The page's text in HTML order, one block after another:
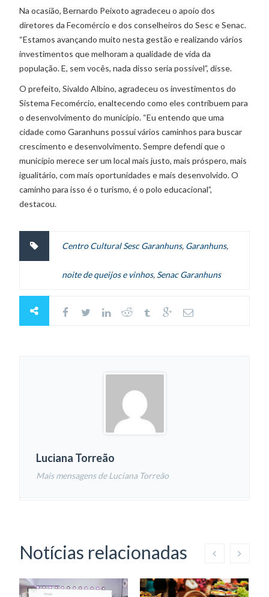
Na ocasião, Bernardo Peixoto agradeceu o apoio dos
diretores da Fecomércio e dos conselheiros do Sesc e Senac.
“Estamos avançando muito nesta gestão e realizando vários
investimentos que melhoram a qualidade de vida da
população. E, sem vocês, nada disso seria possível”, disse.
O prefeito, Sivaldo Albino, agradeceu os investimentos do
Sistema Fecomércio, enaltecendo como eles contribuem para
o desenvolvimento do município. “Eu entendo que uma
cidade como Garanhuns possui vários caminhos para buscar
crescimento e desenvolvimento. Sempre defendi que o
município merece ser um local mais justo, mais próspero, mais
igualitário, com mais oportunidades e mais desenvolvido. O
caminho para isso é o turismo, é o polo educacional”,
destacou.
Centro Cultural Sesc Garanhuns, Garanhuns,
noite de queijos e vinhos, Senac Garanhuns
Luciana Torreão
Mais mensagens de Luciana Torreão
Notícias relacionadas